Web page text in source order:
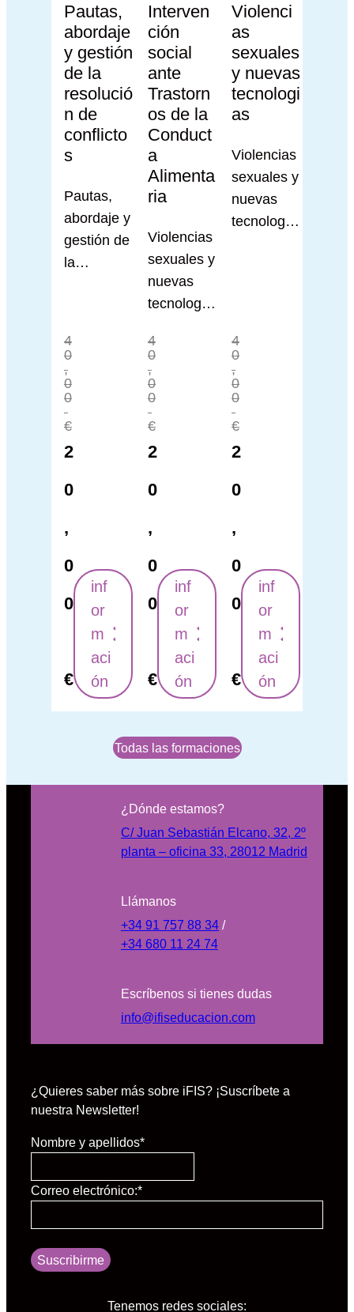
Pautas,
abordaje
y gestión
de la
resolució
n de
conflicto
s
Pautas,
abordaje y
gestión de
la
4
0
,
0
0
€
2
0
,
0
0
€
inf
or
m
aci
ón
Interven
ción
social
ante
Trastorn
os de la
Conduct
a
Alimenta
ria
Violencias
sexuales y
nuevas
tecnología
4
0
,
0
0
€
2
0
,
0
0
€
inf
or
m
aci
ón
Violenci
as
sexuales
y nuevas
tecnologi
as
Violencias
sexuales y
nuevas
tecnología
4
0
,
0
0
€
2
0
,
0
0
€
inf
or
m
aci
ón
Todas las formaciones
¿Dónde estamos?
C/ Juan Sebastián Elcano, 32, 2º
planta – oficina 33, 28012 Madrid
Llámanos
+34 91 757 88 34/
+34 680 11 24 74
Escríbenos si tienes dudas
info@ifiseducacion.com
¿Quieres saber más sobre iFIS? ¡Suscríbete a
nuestra Newsletter!
Nombre y apellidos*
Correo electrónico:*
Suscribirme
Tenemos redes sociales: